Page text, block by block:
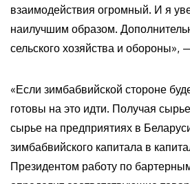
взаимодействия огромный. И я
наилучшим образом.
сельского хозяйства и
«Если зимбабвийской стороне
готовы на это идти. Получая
сырье на предприятиях в
зимбабвийского капитала в
Президентом работу по